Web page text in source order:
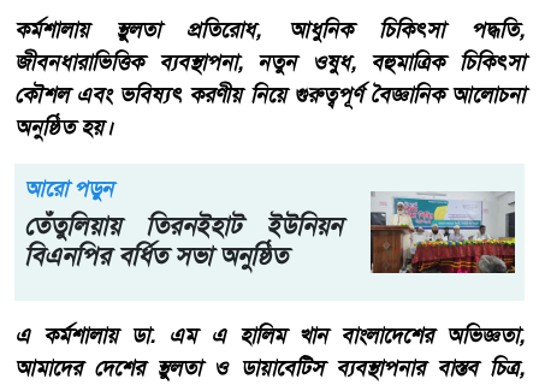
কর্মশালায় স্থুলতা প্রতিরোধ, আধুনিক চিকিৎসা পদ্ধতি,
জীবনধারাভিত্তিক ব্যবস্থাপনা, নতুন ওষুধ, বহুমাত্রিক চিকিৎসা
কৌশল এবং ভবিষ্যৎ করণীয় নিয়ে গুরুত্বপূর্ণ বৈজ্ঞানিক আলোচনা
অনুষ্ঠিত হয়।
আরো পড়ুন
তেঁতুলিয়ায় তিরনইহাট ইউনিয়ন
বিএনপির বর্ধিত সভা অনুষ্ঠিত
এ কর্মশালায় ডা. এম এ হালিম খান বাংলাদেশের অভিজ্ঞতা,
আমাদের দেশের স্থুলতা ও ডায়াবেটিস ব্যবস্থাপনার বাস্তব চিত্র,